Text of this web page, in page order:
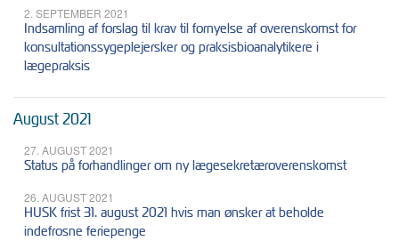
2. SEPTEMBER 2021
Indsamling af forslag til krav til fornyelse af overenskomst for
konsultationssygeplejersker og praksisbioanalytikere i
lægepraksis
August 2021
27. AUGUST 2021
Status på forhandlinger om ny lægesekretæroverenskomst
26. AUGUST 2021
HUSK frist 31. august 2021 hvis man ønsker at beholde
indefrosne feriepenge